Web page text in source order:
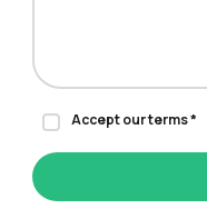
Accept our terms *